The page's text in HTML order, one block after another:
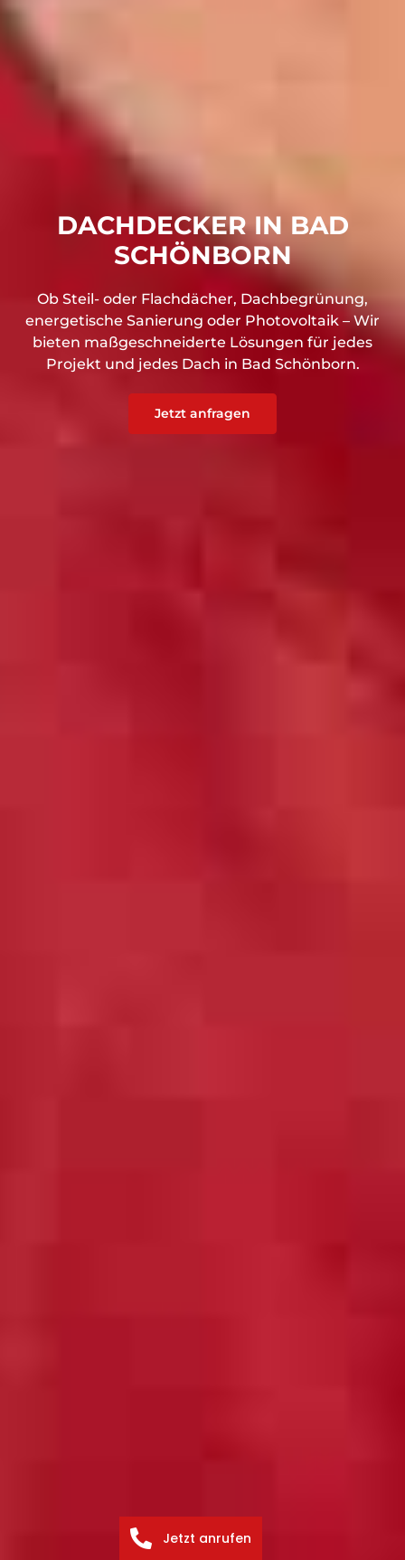
DACHDECKER IN BAD
SCHÖNBORN
Ob Steil- oder Flachdächer, Dachbegrünung,
energetische Sanierung oder Photovoltaik – Wir
bieten maßgeschneiderte Lösungen für jedes
Projekt und jedes Dach in Bad Schönborn.
Jetzt anfragen
Jetzt anrufen